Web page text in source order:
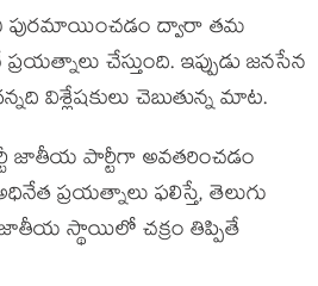
పురమాయించడం ద్వారా తమ
చేస్తుంది. ఇప్పుడు జనసేన
విశ్లేషకులు చెబుతున్న మాట.
జాతీయ పార్టీగా అవతరించడం
ప్రయత్నాలు ఫలిస్తే, తెలుగు
స్థాయిలో చక్రం తిప్పితే